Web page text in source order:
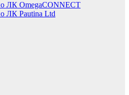
ЛК OmegaCONNECT
ЛК Pautina Ltd